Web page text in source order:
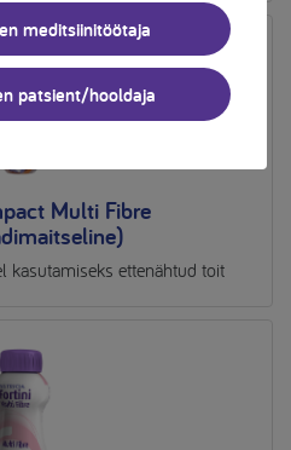
Multi Fibre
kasutamiseks ettenähtud toit
meditsiinitöötaja
patsient/hooldaja